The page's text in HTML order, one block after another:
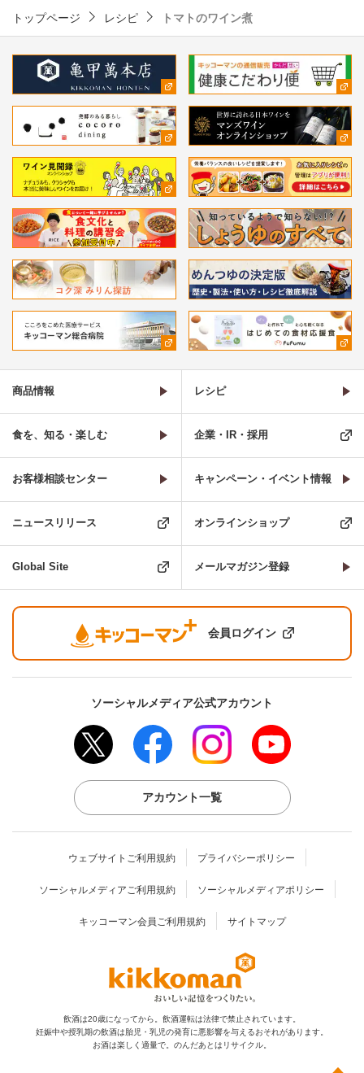
トップページ レシピ トマトのワイン煮
商品情報 レシピ
食を、知る・楽しむ 企業・IR・採用
お客様相談センター キャンペーン・イベント情報
ニュースリリース オンラインショップ
Global Site メールマガジン登録
会員ログイン
ソーシャルメディア公式アカウント
アカウント一覧
ウェブサイトご利用規約 プライバシーポリシー
ソーシャルメディアご利用規約 ソーシャルメディアポリシー
キッコーマン会員ご利用規約 サイトマップ
飲酒は20歳になってから。飲酒運転は法律で禁止されています。
妊娠中や授乳期の飲酒は胎児・乳児の発育に悪影響を与えるおそれがあります。
お酒は楽しく適量で。のんだあとはリサイクル。